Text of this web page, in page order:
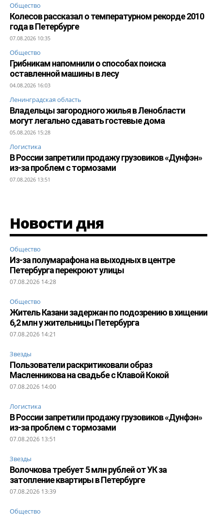
Общество
Колесов рассказал о температурном рекорде 2010
года в Петербурге
07.08.2026 10:35
Общество
Грибникам напомнили о способах поиска
оставленной машины в лесу
04.08.2026 16:03
Ленинградская область
Владельцы загородного жилья в Ленобласти
могут легально сдавать гостевые дома
05.08.2026 15:28
Логистика
В России запретили продажу грузовиков «Дунфэн»
из-за проблем с тормозами
07.08.2026 13:51
Новости дня
Общество
Из-за полумарафона на выходных в центре
Петербурга перекроют улицы
07.08.2026 14:28
Общество
Житель Казани задержан по подозрению в хищении
6,2 млн у жительницы Петербурга
07.08.2026 14:21
Звезды
Пользователи раскритиковали образ
Масленникова на свадьбе с Клавой Кокой
07.08.2026 14:00
Логистика
В России запретили продажу грузовиков «Дунфэн»
из-за проблем с тормозами
07.08.2026 13:51
Звезды
Волочкова требует 5 млн рублей от УК за
затопление квартиры в Петербурге
07.08.2026 13:39
Общество